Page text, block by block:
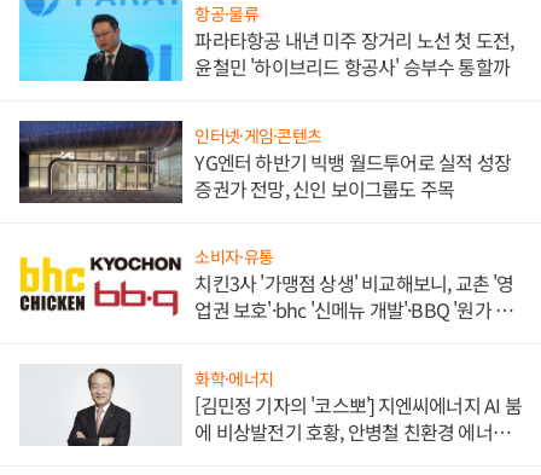
항공·물류
파라타항공 내년 미주 장거리 노선 첫 도전,
윤철민 '하이브리드 항공사' 승부수 통할까
인터넷·게임·콘텐츠
YG엔터 하반기 빅뱅 월드투어로 실적 성장
증권가 전망, 신인 보이그룹도 주목
소비자·유통
치킨3사 '가맹점 상생' 비교해보니, 교촌 '영
업권 보호'·bhc '신메뉴 개발'·BBQ '원가 부
화학·에너지
[김민정 기자의 '코스뽀'] 지엔씨에너지 AI 붐
에 비상발전기 호황, 안병철 친환경 에너지